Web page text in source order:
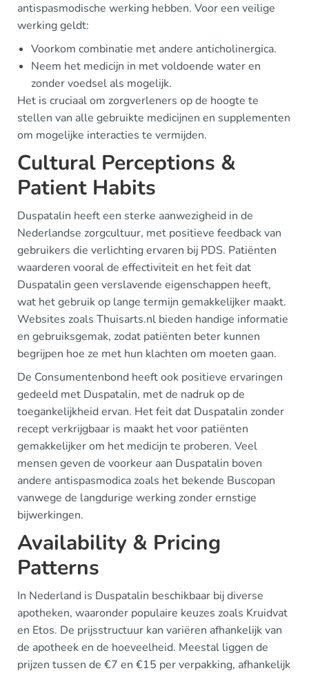
antispasmodische werking hebben. Voor een veilige
werking geldt:
Voorkom combinatie met andere anticholinergica.
Neem het medicijn in met voldoende water en
zonder voedsel als mogelijk.
Het is cruciaal om zorgverleners op de hoogte te
stellen van alle gebruikte medicijnen en supplementen
om mogelijke interacties te vermijden.
Cultural Perceptions &
Patient Habits
Duspatalin heeft een sterke aanwezigheid in de
Nederlandse zorgcultuur, met positieve feedback van
gebruikers die verlichting ervaren bij PDS. Patiënten
waarderen vooral de effectiviteit en het feit dat
Duspatalin geen verslavende eigenschappen heeft,
wat het gebruik op lange termijn gemakkelijker maakt.
Websites zoals Thuisarts.nl bieden handige informatie
en gebruiksgemak, zodat patiënten beter kunnen
begrijpen hoe ze met hun klachten om moeten gaan.
De Consumentenbond heeft ook positieve ervaringen
gedeeld met Duspatalin, met de nadruk op de
toegankelijkheid ervan. Het feit dat Duspatalin zonder
recept verkrijgbaar is maakt het voor patiënten
gemakkelijker om het medicijn te proberen. Veel
mensen geven de voorkeur aan Duspatalin boven
andere antispasmodica zoals het bekende Buscopan
vanwege de langdurige werking zonder ernstige
bijwerkingen.
Availability & Pricing
Patterns
In Nederland is Duspatalin beschikbaar bij diverse
apotheken, waaronder populaire keuzes zoals Kruidvat
en Etos. De prijsstructuur kan variëren afhankelijk van
de apotheek en de hoeveelheid. Meestal liggen de
prijzen tussen de €7 en €15 per verpakking, afhankelijk